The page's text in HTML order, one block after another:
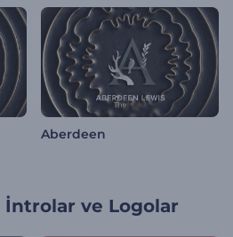
Aberdeen
İntrolar ve Logolar